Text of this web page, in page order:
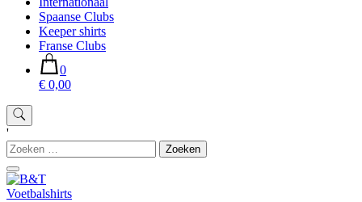
Spaanse Clubs
Keeper shirts
Franse Clubs
0
€ 0,00
'
Zoeken
naar: